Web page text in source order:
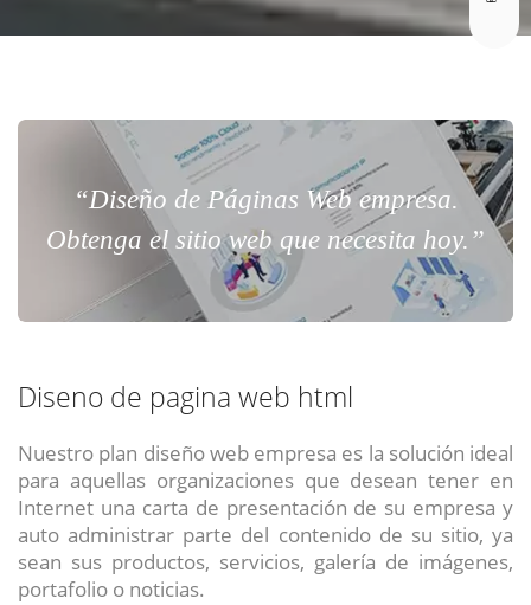
“Diseño de Páginas Web empresa.
Obtenga el sitio web que necesita hoy.”
Diseno de pagina web html
Nuestro plan diseño web empresa es la solución ideal
para aquellas organizaciones que desean tener en
Internet una carta de presentación de su empresa y
auto administrar parte del contenido de su sitio, ya
sean sus productos, servicios, galería de imágenes,
portafolio o noticias.